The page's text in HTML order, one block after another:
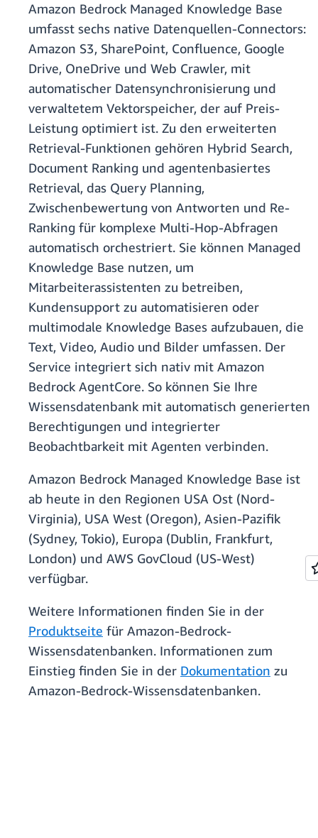
Amazon Bedrock Managed Knowledge Base
umfasst sechs native Datenquellen-Connectors:
Amazon S3, SharePoint, Confluence, Google
Drive, OneDrive und Web Crawler, mit
automatischer Datensynchronisierung und
verwaltetem Vektorspeicher, der auf Preis-
Leistung optimiert ist. Zu den erweiterten
Retrieval-Funktionen gehören Hybrid Search,
Document Ranking und agentenbasiertes
Retrieval, das Query Planning,
Zwischenbewertung von Antworten und Re-
Ranking für komplexe Multi-Hop-Abfragen
automatisch orchestriert. Sie können Managed
Knowledge Base nutzen, um
Mitarbeiterassistenten zu betreiben,
Kundensupport zu automatisieren oder
multimodale Knowledge Bases aufzubauen, die
Text, Video, Audio und Bilder umfassen. Der
Service integriert sich nativ mit Amazon
Bedrock AgentCore. So können Sie Ihre
Wissensdatenbank mit automatisch generierten
Berechtigungen und integrierter
Beobachtbarkeit mit Agenten verbinden.
Amazon Bedrock Managed Knowledge Base ist
ab heute in den Regionen USA Ost (Nord-
Virginia), USA West (Oregon), Asien-Pazifik
(Sydney, Tokio), Europa (Dublin, Frankfurt,
London) und AWS GovCloud (US-West)
verfügbar.
Weitere Informationen finden Sie in der
Produktseite für Amazon-Bedrock-
Wissensdatenbanken. Informationen zum
Einstieg finden Sie in der Dokumentation zu
Amazon-Bedrock-Wissensdatenbanken.